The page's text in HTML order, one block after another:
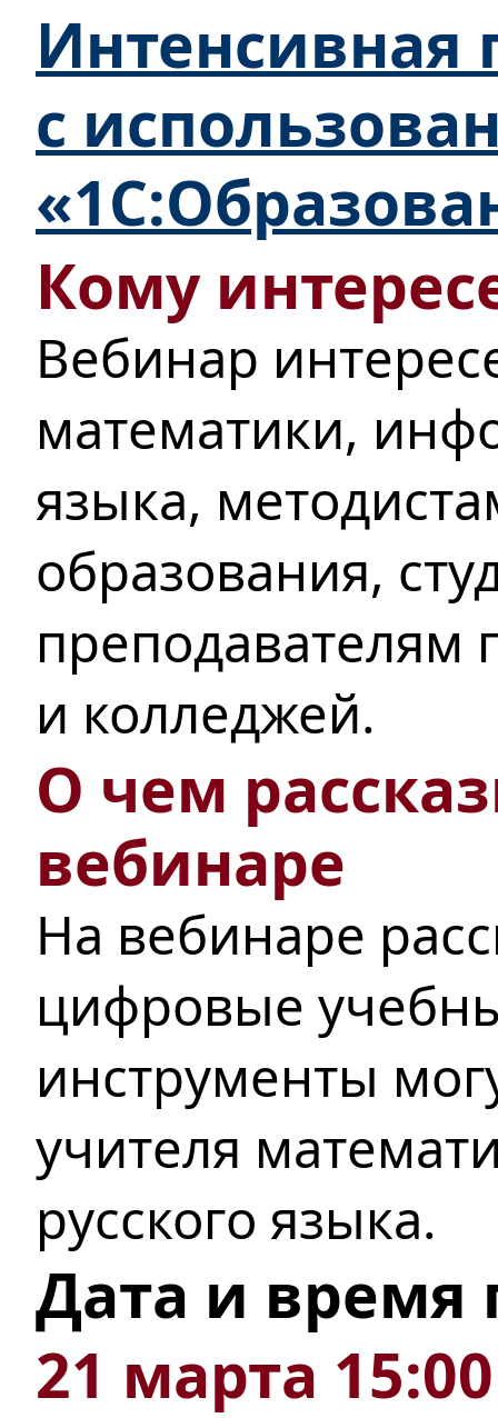
Интенсивная
с
Кому
Вебинар
математики,
языка,
образования,
преподавателям
и колледжей.
О чем
вебинаре
На вебинаре
цифровые
инструменты
учителя
русского языка.
Дата и время
21 марта